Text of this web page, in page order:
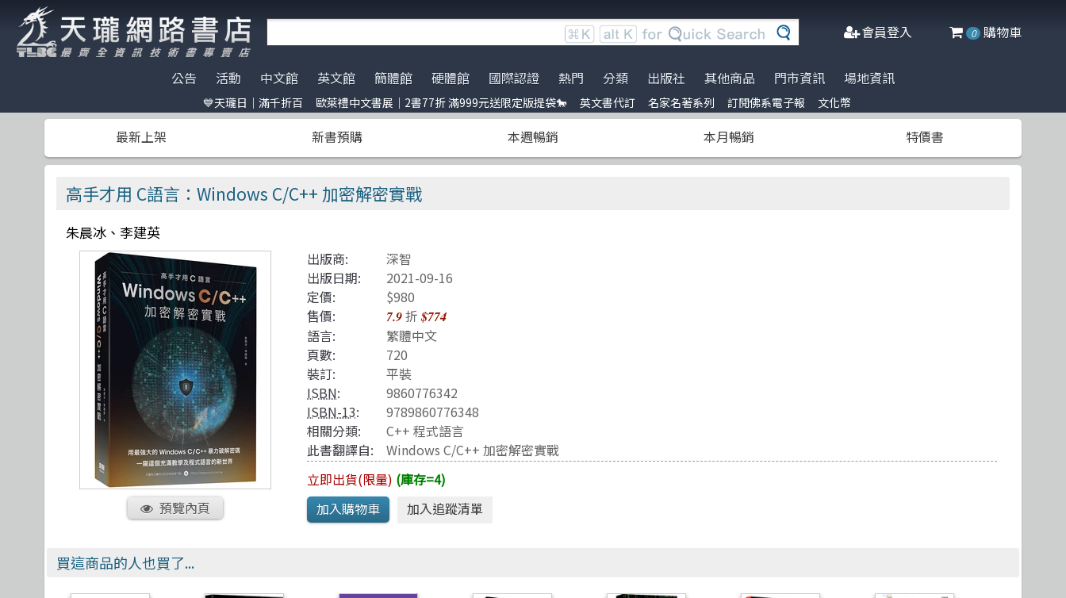
會員登入 0 購物車
公告
天瓏門市春節營業公告
門市營業客服時間調整 到店取貨新功能上線
※進口書籍到貨延誤公告※
※電子發票使用說明※
天瓏行動會員卡上線囉！ ※詐騙提醒公告 請勿受騙※
活動
天瓏日｜滿千折百
歐萊禮中文書展｜2書77折 滿999元送限定
版提袋🐎
服務｜代訂英文書
名家名著系列
訂閱佛系電子報
中文館 英文館 簡體館 硬體館 國際認證
熱門
AI Coding
ChatGPT Python
Agile Software
Machine Learning
Large language model Linux
Design Pattern
影像辨識 Image-recognition Penetration-test
半導體
Prompt Engineering
LangChain
Chatbot
Engineer self-growth
機器人製作 Robots
Computer Vision
Unit Test 單元測試
Reinforcement
程式交易 Trading
TDD 測試導向開發
R 語言
遊戲引擎 Game-engine
分類
全部分類
Data Science 電子電路電機類
人工智慧
軟體架構 雲端運算
軟體測試
職涯發展 前端開發
網頁設計
網站開發
UI/UX
系統開發
遊戲開發設計
資訊科學
Adobe 軟體應用
Office 系列
區塊鏈與金融科技
網路通訊
其他
出版社
碁峰資訊
旗標 全華圖書
博碩
經緯文化 五南
滄海
人民郵電 電子工業
清華大學
機械工業
深智
其他商品
電子開發板
特價書籍 暢銷外文書
阿喵周邊商品
IT狗精品區 IT T-shirt
商管科普推薦書
Make 國際中文版
機器人雜誌 ROBOCON Magazine 創客‧自造者工作坊
門市資訊 場地資訊
💙天瓏日｜滿千折百 歐萊禮中文書展｜2書77折 滿999元送限定版提袋🐎 英文書代訂 名家名著系列 訂閱佛系電子報 文化幣
最新上架 新書預購 本週暢銷 本月暢銷 特價書
高手才用 C語言：Windows C/C++ 加密解密實戰
朱晨冰、李建英
預覽內頁
出版商:
深智
出版日期:
2021-09-16
定價:
$980
售價:
7.9折$774
語言:
繁體中文
頁數:
720
裝訂:
平裝
ISBN:
9860776342
ISBN-13:
9789860776348
相關分類:
C++ 程式語言
此書翻譯自:
Windows C/C++ 加密解密實戰
立即出貨(限量) (庫存=4)
買這商品的人也買了...